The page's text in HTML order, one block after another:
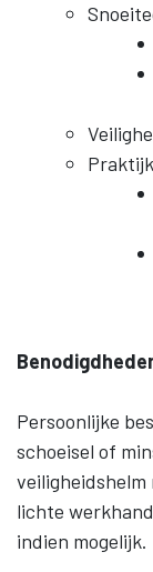
Persoonlijke
schoeisel of
lichte
indien mogelijk.